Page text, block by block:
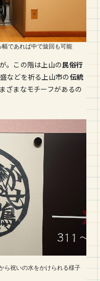
であれば中で旋回も可能
が。この階は上山の民俗行
などを祈る上山市の伝統
ざまなモチーフがあるの
ら祝いの水をかけられる様子